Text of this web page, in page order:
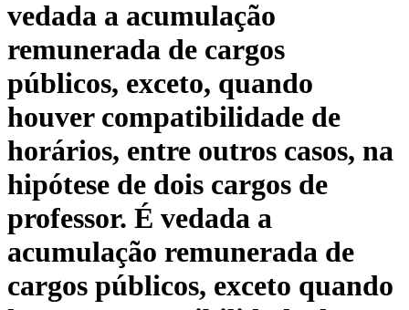
vedada a acumulação
remunerada de cargos
públicos, exceto, quando
houver compatibilidade de
horários, entre outros casos, na
hipótese de dois cargos de
professor. É vedada a
acumulação remunerada de
cargos públicos, exceto quando